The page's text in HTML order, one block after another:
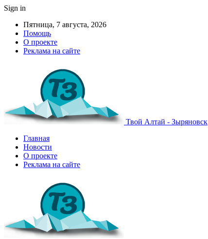
Sign in
Пятница, 7 августа, 2026
Помощь
О проекте
Реклама на сайте
Твой Алтай - Зыряновск
Главная
Новости
О проекте
Реклама на сайте